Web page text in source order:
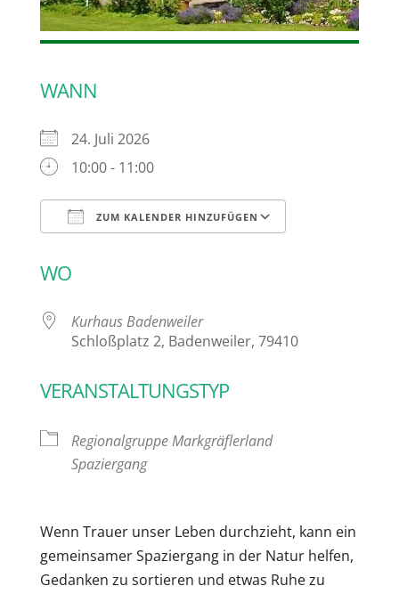
WANN
24. Juli 2026
10:00 - 11:00
ZUM KALENDER HINZUFÜGEN
WO
Kurhaus Badenweiler
Schloßplatz 2, Badenweiler, 79410
VERANSTALTUNGSTYP
Regionalgruppe Markgräflerland
Spaziergang
Wenn Trauer unser Leben durchzieht, kann ein
gemeinsamer Spaziergang in der Natur helfen,
Gedanken zu sortieren und etwas Ruhe zu